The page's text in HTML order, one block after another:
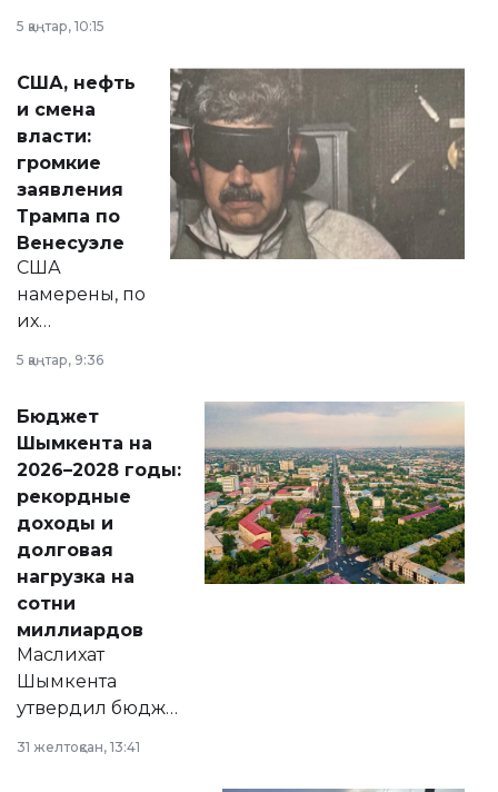
сразу несколько
актуальных тем —
от слухов о
политических
реформах до
вопросов армии,
экономики и
личного здоровья.
5 қаңтар, 10:15
США, нефть
и смена
власти:
громкие
заявления
Трампа по
Венесуэле
США
намерены, по
их
принести
народу
Венесуэлы.
5 қаңтар, 9:36
Бюджет
Шымкента на
2026–2028 годы:
рекордные
доходы и
долговая
нагрузка на
сотни
миллиардов
Маслихат
Шымкента
утвердил бюджет
2028 годы.
31 желтоқсан, 13:41